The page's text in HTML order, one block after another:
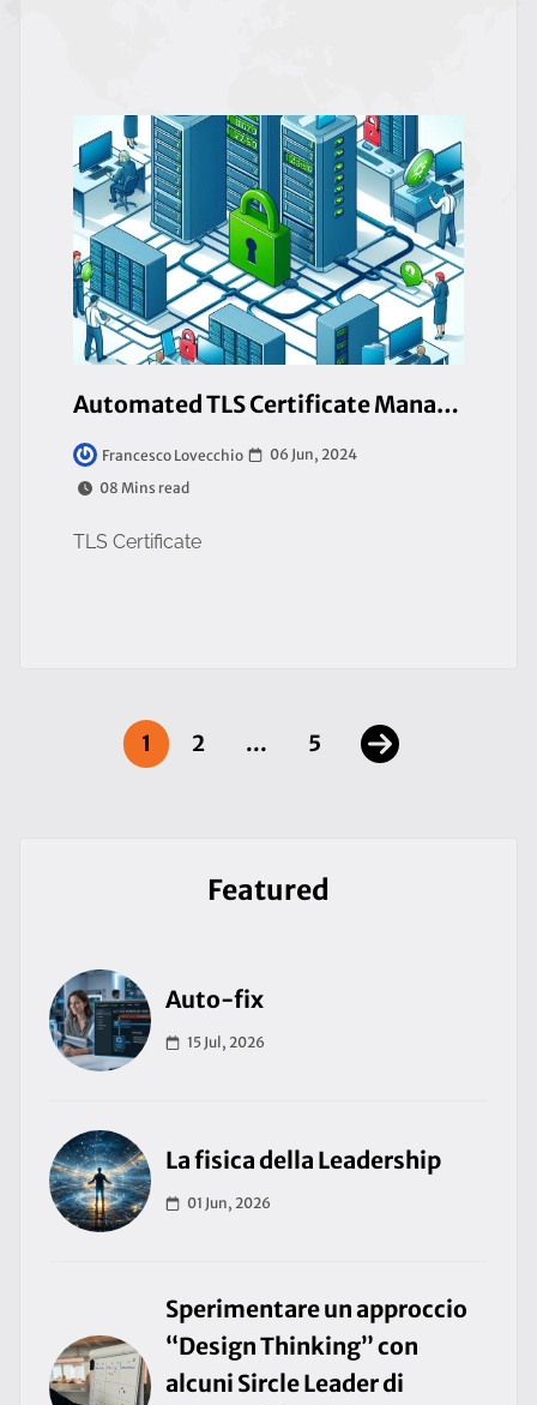
Automated TLS Certificate Management
Francesco Lovecchio
06 Jun, 2024
08 Mins read
TLS Certificate
1 2 ... 5
Featured
Auto-fix
15 Jul, 2026
La fisica della Leadership
01 Jun, 2026
Sperimentare un approccio
“Design Thinking” con
alcuni Sircle Leader di